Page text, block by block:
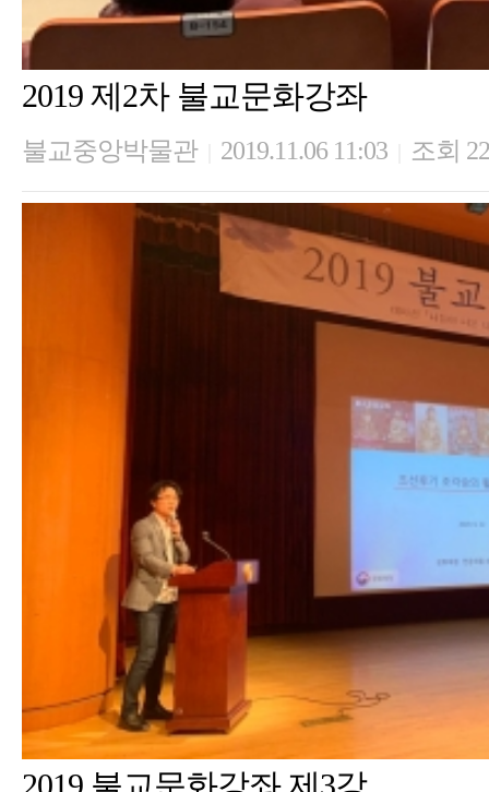
2019 제2차 불교문화강좌
불교중앙박물관 2019.11.06 11:03 조회